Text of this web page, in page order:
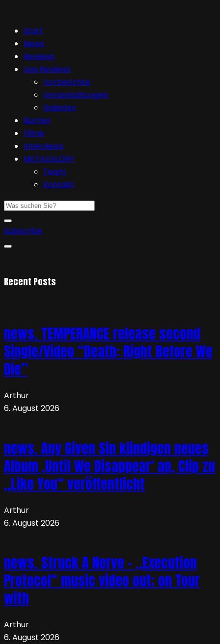
Start
News
Reviews
Live Reviews
Vorberichte
Veranstaltungen
Galerien
Bücher
Filme
Interviews
METALGLORY
Team
Kontakt
Subscribe
Recent Posts
news. TEMPERANCE release second
Single/Video “Death: Right Before We
Die”
Arthur
6. August 2026
news. Any Given Sin kündigen neues
Album ‚Until We Disappear‘ an, Clip zu
„Like You“ veröffentlicht
Arthur
6. August 2026
news. Struck A Nerve – „Execution
Protocol“ music video out; on Tour
with
Arthur
6. August 2026